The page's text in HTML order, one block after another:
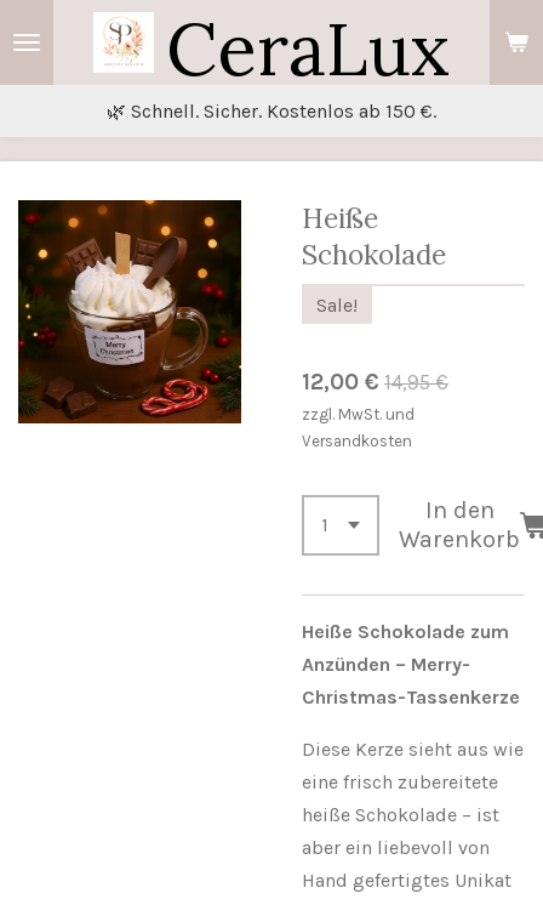
Hauptinhalt
CeraLux
🌿 Schnell. Sicher. Kostenlos ab 150 €.
Heiße
Schokolade
Sale!
12,00 € 14,95 €
zzgl. MwSt. und
Versandkosten
In den
Warenkorb
Heiße Schokolade zum
Anzünden – Merry-
Christmas-Tassenkerze
Diese Kerze sieht aus wie
eine frisch zubereitete
heiße Schokolade – ist
aber ein liebevoll von
Hand gefertigtes Unikat